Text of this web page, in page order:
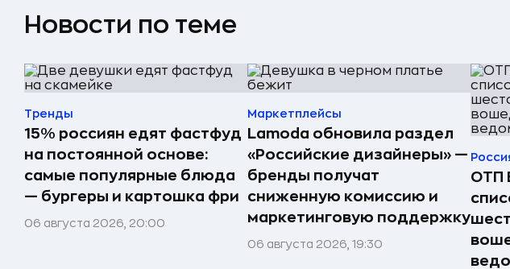
Новости по теме
Тренды
15% россиян едят фастфуд
на постоянной основе:
самые популярные блюда
— бургеры и картошка фри
06 августа 2026, 20:00
Маркетплейсы
Lamoda обновила раздел
«Российские дизайнеры» —
бренды получат
сниженную комиссию и
маркетинговую поддержку
06 августа 2026, 19:30
ОТП